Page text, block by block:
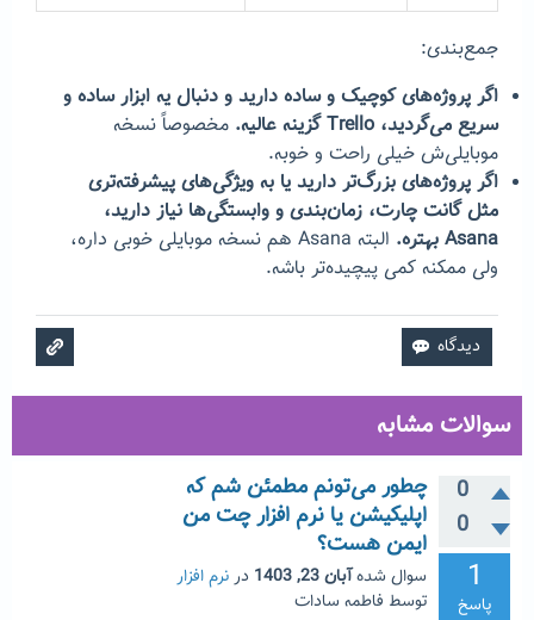
جمع‌بندی:
اگر پروژه‌های کوچیک و ساده دارید و دنبال یه ابزار ساده و
سریع می‌گردید، Trello گزینه عالیه.
مخصوصاً نسخه
موبایلی‌ش خیلی راحت و خوبه.
اگر پروژه‌های بزرگ‌تر دارید یا به ویژگی‌های پیشرفته‌تری
مثل گانت چارت، زمان‌بندی و وابستگی‌ها نیاز دارید،
Asana بهتره.
البته Asana هم نسخه موبایلی خوبی داره،
ولی ممکنه کمی پیچیده‌تر باشه.
سوالات مشابه
0
0
1
پاسخ
چطور می‌تونم مطمئن شم که
اپلیکیشن یا نرم افزار چت من
ایمن هست؟
سوال شدهآبان 23, 1403 درنرم افزار
توسط فاطمه سادات